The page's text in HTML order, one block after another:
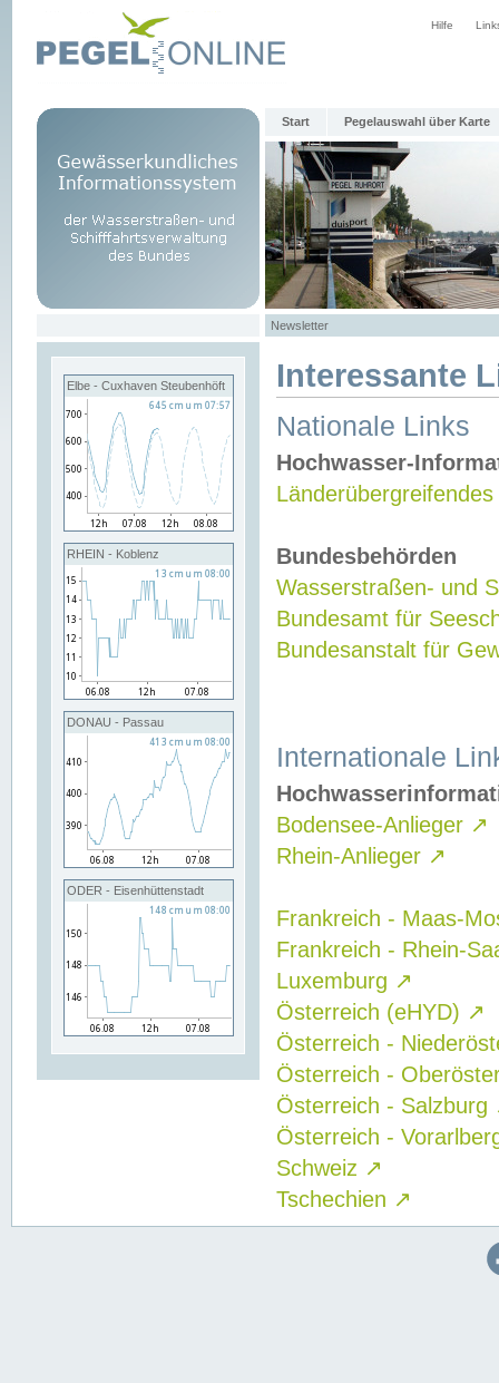
Hilfe
Start Pegelauswahl über Karte
Newsletter
Elbe - Cuxhaven Steubenhöft
RHEIN - Koblenz
DONAU - Passau
ODER - Eisenhüttenstadt
Interessante
Nationale Links
Hochwasser-
Bundesbehörden
Wasserstraßen- und
Bundesamt für
Bundesanstalt für
Internationale
Bodensee-Anlieger ↗
Rhein-Anlieger ↗
Frankreich - Maas-
Frankreich - Rhein-
Luxemburg ↗
Österreich (eHYD) ↗
Österreich -
Österreich -
Österreich - Salzburg
Österreich -
Schweiz ↗
Tschechien ↗